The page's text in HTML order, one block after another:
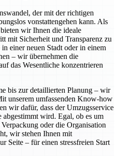
der mit der richtigen
vonstattengehen kann. Als
wir Ihnen die ideale
mit Sicherheit und Transparenz zu
einer neuen Stadt oder in einem
– wir übernehmen die
das Wesentliche konzentrieren
bis zur detaillierten Planung – wir
unserem umfassenden Know-how
wir dafür, dass der Umzugsservice
wird. Egal, ob es um
oder die Organisation
wir stehen Ihnen mit
Seite – für einen stressfreien Start